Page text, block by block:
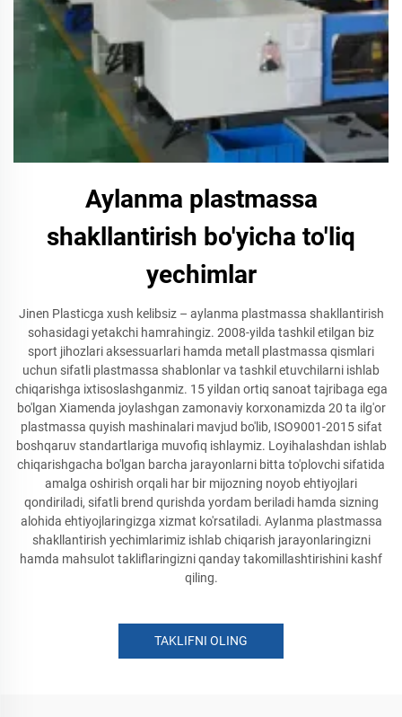
Aylanma plastmassa
shakllantirish bo'yicha to'liq
yechimlar
Jinen Plasticga xush kelibsiz – aylanma plastmassa shakllantirish
sohasidagi yetakchi hamrahingiz. 2008-yilda tashkil etilgan biz
sport jihozlari aksessuarlari hamda metall plastmassa qismlari
uchun sifatli plastmassa shablonlar va tashkil etuvchilarni ishlab
chiqarishga ixtisoslashganmiz. 15 yildan ortiq sanoat tajribaga ega
bo'lgan Xiamenda joylashgan zamonaviy korxonamizda 20 ta ilg'or
plastmassa quyish mashinalari mavjud bo'lib, ISO9001-2015 sifat
boshqaruv standartlariga muvofiq ishlaymiz. Loyihalashdan ishlab
chiqarishgacha bo'lgan barcha jarayonlarni bitta to'plovchi sifatida
amalga oshirish orqali har bir mijozning noyob ehtiyojlari
qondiriladi, sifatli brend qurishda yordam beriladi hamda sizning
alohida ehtiyojlaringizga xizmat ko'rsatiladi. Aylanma plastmassa
shakllantirish yechimlarimiz ishlab chiqarish jarayonlaringizni
hamda mahsulot takliflaringizni qanday takomillashtirishini kashf
qiling.
TAKLIFNI OLING